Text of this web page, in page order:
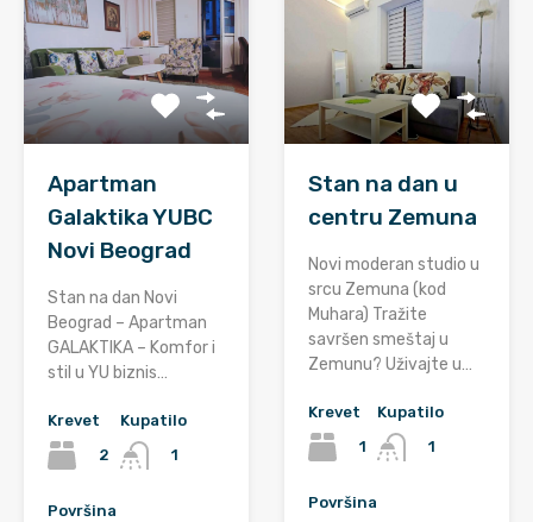
Apartman
Galaktika YUBC
Novi Beograd
Stan na dan Novi
Beograd – Apartman
GALAKTIKA – Komfor i
stil u YU biznis…
Krevet
2
Kupatilo
1
Površina
Stan na dan u
centru Zemuna
Novi moderan studio u
srcu Zemuna (kod
Muhara) Tražite
savršen smeštaj u
Zemunu? Uživajte u…
Krevet
1
Kupatilo
1
Površina